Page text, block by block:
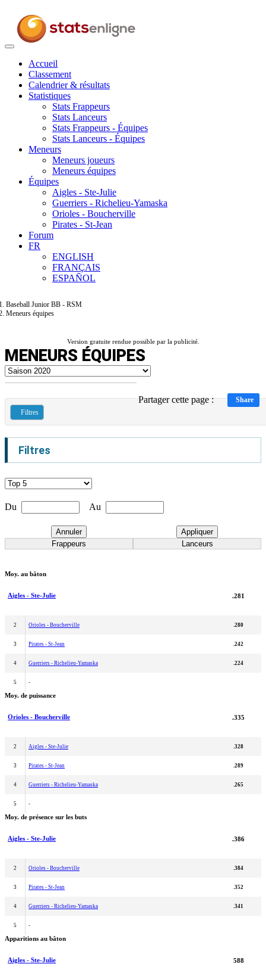
Toggle
navigationAccueil
Classement
Calendrier & résultats
Statistiques
Stats Frappeurs
Stats Lanceurs
Stats Frappeurs - Équipes
Stats Lanceurs - Équipes
Meneurs
Meneurs joueurs
Meneurs équipes
Équipes
Aigles - Ste-Julie
Guerriers - Richelieu-Yamaska
Orioles - Boucherville
Pirates - St-Jean
Forum
FR
ENGLISH
FRANÇAIS
ESPAÑOL
Baseball Junior BB - RSM
Meneurs équipes
Version gratuite rendue possible par la publicité.
MENEURS ÉQUIPES
Partager cette page :
Share
Filtres
Filtres
Du Au
Annuler
Appliquer
Frappeurs
Lanceurs
Moy. au bâton
Aigles - Ste-Julie .281
2 Orioles - Boucherville .280
3 Pirates - St-Jean .242
4 Guerriers - Richelieu-Yamaska .224
5 -
Moy. de puissance
Orioles - Boucherville .335
2 Aigles - Ste-Julie .328
3 Pirates - St-Jean .289
4 Guerriers - Richelieu-Yamaska .265
5 -
Moy. de présence sur les buts
Aigles - Ste-Julie .386
2 Orioles - Boucherville .384
3 Pirates - St-Jean .352
4 Guerriers - Richelieu-Yamaska .341
5 -
Apparitions au bâton
Aigles - Ste-Julie 588